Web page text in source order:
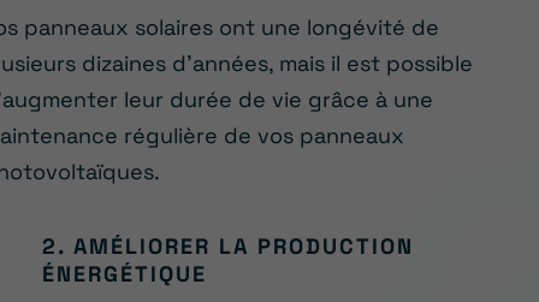
panneaux solaires ont une longévité de
dizaines d’années, mais il est possible
leur durée de vie grâce à une
régulière de vos panneaux
2. AMÉLIORER LA PRODUCTION
ÉNERGÉTIQUE